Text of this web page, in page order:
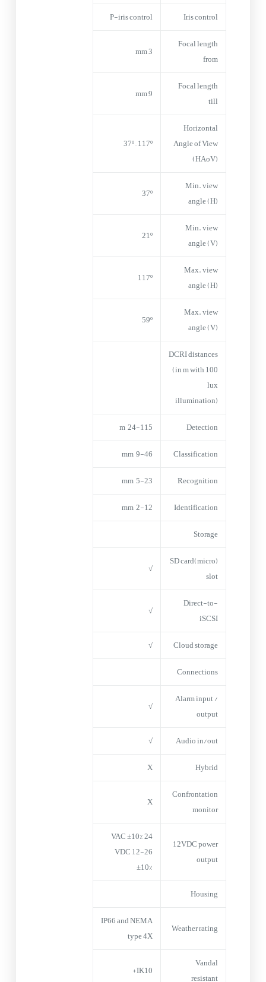
Iris control
P-iris control
Focal length
from
3 mm
Focal length
till
9 mm
Horizontal
Angle of View
(HAoV)
37º – 117º
Min. view
angle (H)
37º
Min. view
angle (V)
21º
Max. view
angle (H)
117º
Max. view
angle (V)
59º
DCRI distances
(in m with 100
lux
illumination)
Detection
24-115 m
Classification
9-46 mm
Recognition
5-23 mm
Identification
2-12 mm
Storage
(micro)SD card
slot
√
Direct-to-
iSCSI
√
Cloud storage
√
Connections
Alarm input /
output
√
Audio in/out
√
Hybrid
X
Confrontation
monitor
X
12VDC power
output
24 VAC ±10%
12-26 VDC
±10%
Housing
Weather rating
IP66 and NEMA
type 4X
Vandal
resistant
IK10+